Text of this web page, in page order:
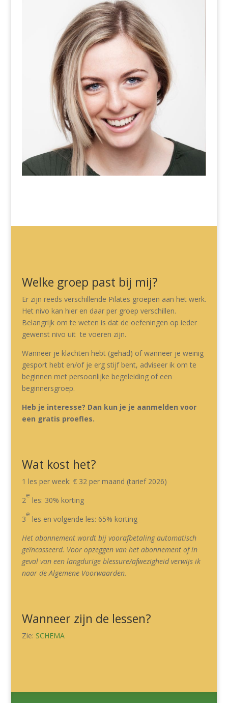
Welke groep past bij mij?
Er zijn reeds verschillende Pilates groepen aan het werk.
Het nivo kan hier en daar per groep verschillen.
Belangrijk om te weten is dat de oefeningen op ieder
gewenst nivo uit te voeren zijn.
Wanneer je klachten hebt (gehad) of wanneer je weinig
gesport hebt en/of je erg stijf bent, adviseer ik om te
beginnen met persoonlijke begeleiding of een
beginnersgroep.
Heb je interesse? Dan kun je je aanmelden voor
een gratis proefles.
Wat kost het?
1 les per week: € 32 per maand (tarief 2026)
2
e
les: 30% korting
3
e
les en volgende les: 65% korting
Het abonnement wordt bij voorafbetaling automatisch
geïncasseerd. Voor opzeggen van het abonnement of in
geval van een langdurige blessure/afwezigheid verwijs ik
naar de Algemene Voorwaarden.
Wanneer zijn de lessen?
Zie: SCHEMA